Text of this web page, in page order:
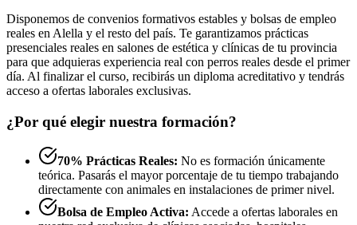
Disponemos de convenios formativos estables y bolsas de empleo
reales en Alella y el resto del país. Te garantizamos prácticas
presenciales reales en salones de estética y clínicas de tu provincia
para que adquieras experiencia real con perros reales desde el primer
día. Al finalizar el curso, recibirás un diploma acreditativo y tendrás
acceso a ofertas laborales exclusivas.
¿Por qué elegir nuestra formación?
70% Prácticas Reales: No es formación únicamente
teórica. Pasarás el mayor porcentaje de tu tiempo trabajando
directamente con animales en instalaciones de primer nivel.
Bolsa de Empleo Activa: Accede a ofertas laborales en